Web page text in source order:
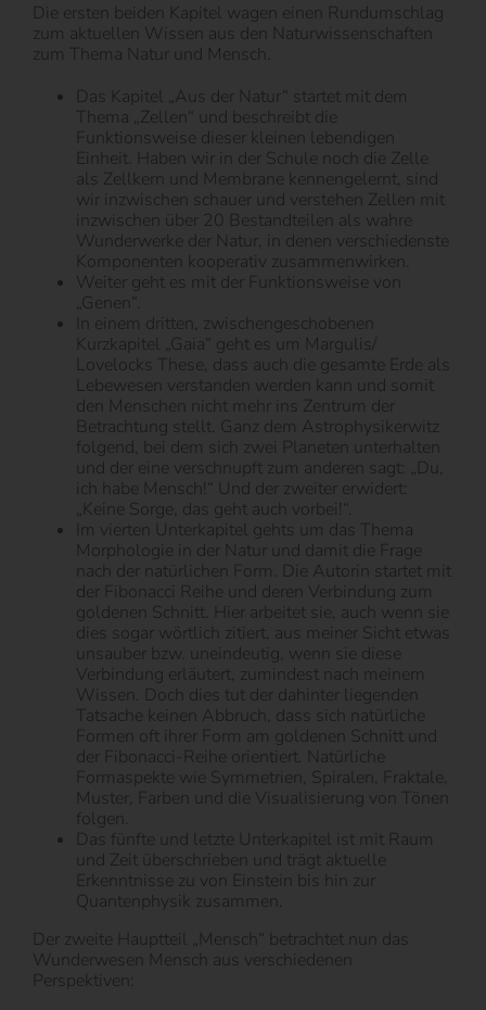
Die ersten beiden Kapitel wagen einen Rundumschlag
zum aktuellen Wissen aus den Naturwissenschaften
zum Thema Natur und Mensch.
Das Kapitel „Aus der Natur“ startet mit dem
Thema „Zellen“ und beschreibt die
Funktionsweise dieser kleinen lebendigen
Einheit. Haben wir in der Schule noch die Zelle
als Zellkern und Membrane kennengelernt, sind
wir inzwischen schauer und verstehen Zellen mit
inzwischen über 20 Bestandteilen als wahre
Wunderwerke der Natur, in denen verschiedenste
Komponenten kooperativ zusammenwirken.
Weiter geht es mit der Funktionsweise von
„Genen“.
In einem dritten, zwischengeschobenen
Kurzkapitel „Gaia“ geht es um Margulis/
Lovelocks These, dass auch die gesamte Erde als
Lebewesen verstanden werden kann und somit
den Menschen nicht mehr ins Zentrum der
Betrachtung stellt. Ganz dem Astrophysikerwitz
folgend, bei dem sich zwei Planeten unterhalten
und der eine verschnupft zum anderen sagt: „Du,
ich habe Mensch!“ Und der zweiter erwidert:
„Keine Sorge, das geht auch vorbei!“.
Im vierten Unterkapitel gehts um das Thema
Morphologie in der Natur und damit die Frage
nach der natürlichen Form. Die Autorin startet mit
der Fibonacci Reihe und deren Verbindung zum
goldenen Schnitt. Hier arbeitet sie, auch wenn sie
dies sogar wörtlich zitiert, aus meiner Sicht etwas
unsauber bzw. uneindeutig, wenn sie diese
Verbindung erläutert, zumindest nach meinem
Wissen. Doch dies tut der dahinter liegenden
Tatsache keinen Abbruch, dass sich natürliche
Formen oft ihrer Form am goldenen Schnitt und
der Fibonacci-Reihe orientiert. Natürliche
Formaspekte wie Symmetrien, Spiralen, Fraktale,
Muster, Farben und die Visualisierung von Tönen
folgen.
Das fünfte und letzte Unterkapitel ist mit Raum
und Zeit überschrieben und trägt aktuelle
Erkenntnisse zu von Einstein bis hin zur
Quantenphysik zusammen.
Der zweite Hauptteil „Mensch“ betrachtet nun das
Wunderwesen Mensch aus verschiedenen
Perspektiven: